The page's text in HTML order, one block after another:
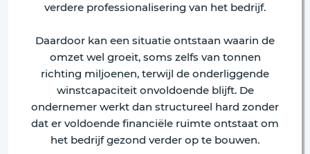
verdere professionalisering van het bedrijf.
Daardoor kan een situatie ontstaan waarin de
omzet wel groeit, soms zelfs van tonnen
richting miljoenen, terwijl de onderliggende
winstcapaciteit onvoldoende blijft. De
ondernemer werkt dan structureel hard zonder
dat er voldoende financiële ruimte ontstaat om
het bedrijf gezond verder op te bouwen.